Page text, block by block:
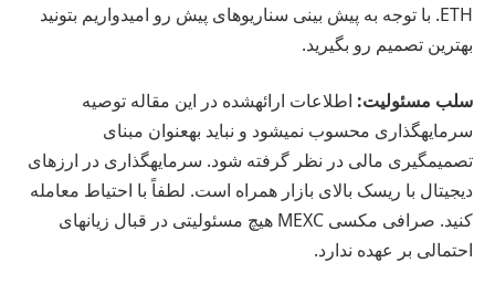
ETH. با توجه به پیش بینی سناریوهای پیش رو امیدواریم بتونید
بهترین تصمیم رو بگیرید.
سلب مسئولیت: اطلاعات ارائهشده در این مقاله توصیه
سرمایهگذاری محسوب نمیشود و نباید بهعنوان مبنای
تصمیمگیری مالی در نظر گرفته شود. سرمایهگذاری در ارزهای
دیجیتال با ریسک بالای بازار همراه است. لطفاً با احتیاط معامله
کنید. صرافی مکسی MEXC هیچ مسئولیتی در قبال زیانهای
احتمالی بر عهده ندارد.